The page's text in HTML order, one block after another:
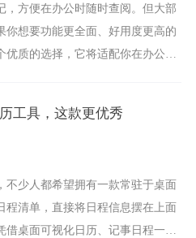
，方便在办公时随时查阅。但大部
你想要功能更全面、好用度更高的
质的选择，它将适配你在办公、
工具，这款更优秀
不少人都希望拥有一款常驻于桌面
程清单，直接将日程信息摆在上面
桌面可视化日历、记事日程一体